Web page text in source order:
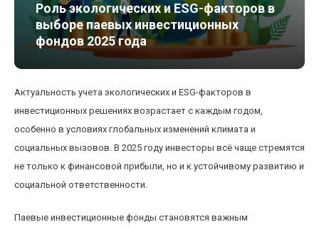
Роль экологических и ESG-факторов в
выборе паевых инвестиционных
фондов 2025 года
Актуальность учета экологических и ESG-факторов в
инвестиционных решениях возрастает с каждым годом,
особенно в условиях глобальных изменений климата и
социальных вызовов. В 2025 году инвесторы всё чаще стремятся
не только к финансовой прибыли, но и к устойчивому развитию и
социальной ответственности.
Паевые инвестиционные фонды становятся важным